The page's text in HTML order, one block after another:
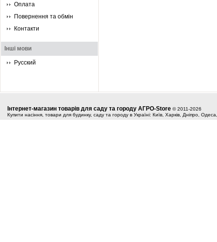
Оплата
Повернення та обмін
Контакти
Інші мови
Русский
Інтернет-магазин товарів для саду та городу АГРО-Store © 2011-2026
Купити насіння, товари для будинку, саду та городу в Україні: Київ, Харків, Дніпро,